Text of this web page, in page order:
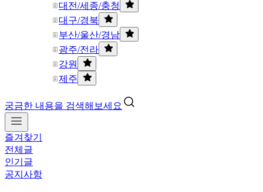
대전/세종/충청
대구/경북
부산/울산/경남
광주/전라
강원
제주
궁금한 내용을 검색해보세요
즐겨찾기
전체글
인기글
공지사항